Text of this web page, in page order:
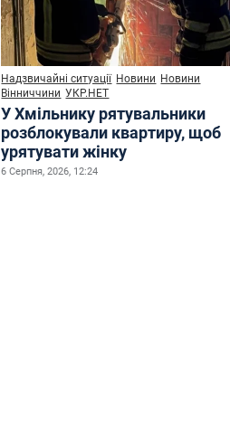
Надзвичайні ситуації Новини Новини
Вінниччини УКР.НЕТ
У Хмільнику рятувальники
розблокували квартиру, щоб
урятувати жінку
6 Серпня, 2026, 12:24